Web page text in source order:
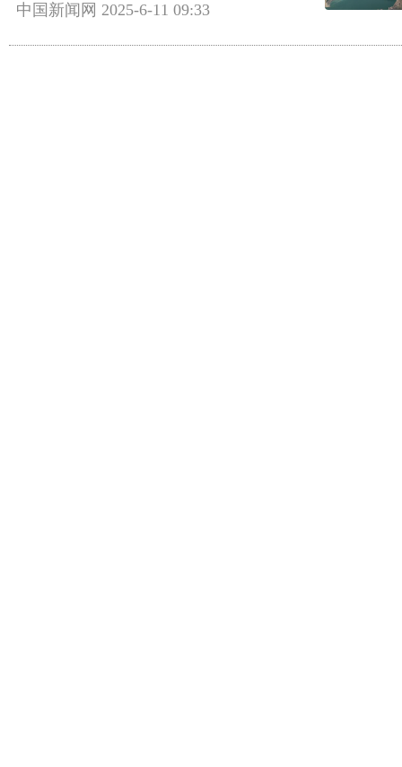
中国新闻网 2025-6-11 09:33